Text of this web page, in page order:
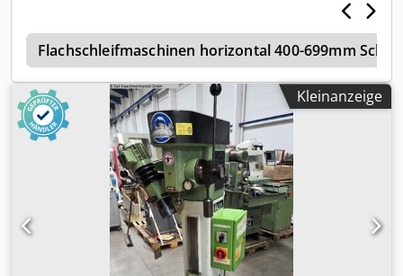
Flachschleifmaschinen horizontal 400-699mm
Kleinanzeige